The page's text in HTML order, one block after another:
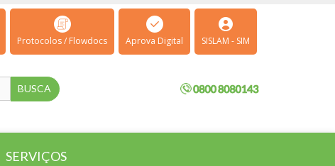
Protocolos / Flowdocs Aprova Digital SISLAM - SIM
SERVIÇOS